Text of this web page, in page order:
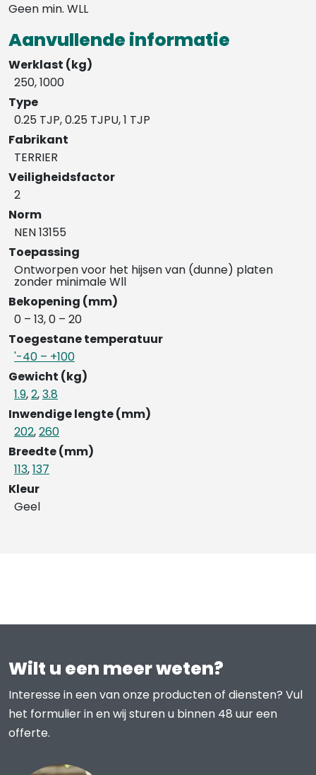
Geen min. WLL
Aanvullende informatie
Werklast (kg)
250, 1000
Type
0.25 TJP, 0.25 TJPU, 1 TJP
Fabrikant
TERRIER
Veiligheidsfactor
2
Norm
NEN 13155
Toepassing
Ontworpen voor het hijsen van (dunne) platen
zonder minimale Wll
Bekopening (mm)
0 – 13, 0 – 20
Toegestane temperatuur
'-40 – +100
Gewicht (kg)
1.9,2,3.8
Inwendige lengte (mm)
202,260
Breedte (mm)
113,137
Kleur
Geel
Wilt u een meer weten?
Interesse in een van onze producten of diensten? Vul
het formulier in en wij sturen u binnen 48 uur een
offerte.